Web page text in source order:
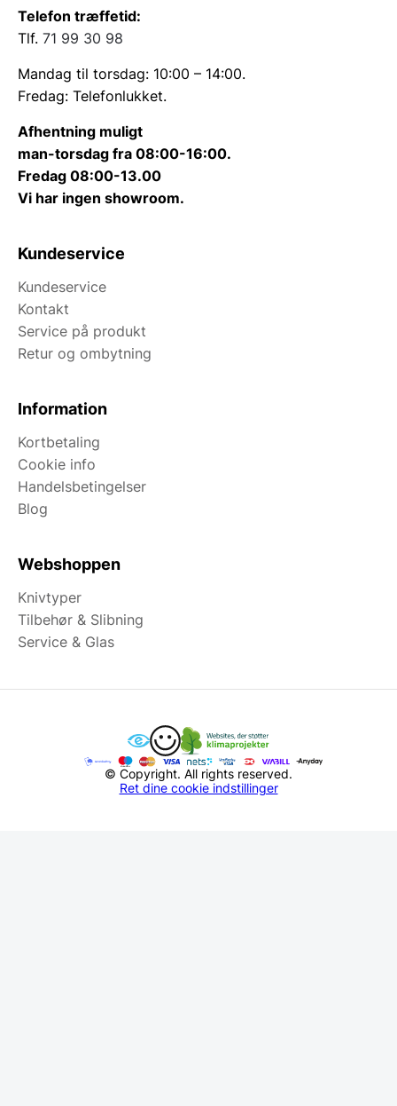
Telefon træffetid:
Tlf. 71 99 30 98
Mandag til torsdag: 10:00 – 14:00.
Fredag: Telefonlukket.
Afhentning muligt
man-torsdag fra 08:00-16:00.
Fredag 08:00-13.00
Vi har ingen showroom.
Kundeservice
Kundeservice
Kontakt
Service på produkt
Retur og ombytning
Information
Kortbetaling
Cookie info
Handelsbetingelser
Blog
Webshoppen
Knivtyper
Tilbehør & Slibning
Service & Glas
© Copyright. All rights reserved.
Ret dine cookie indstillinger